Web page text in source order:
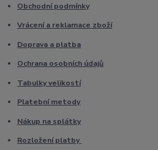
Obchodní podmínky
Vrácení a reklamace zboží
Doprava a platba
Ochrana osobních údajů
Tabulky velikostí
Platební metody
Nákup na splátky
Rozložení platby